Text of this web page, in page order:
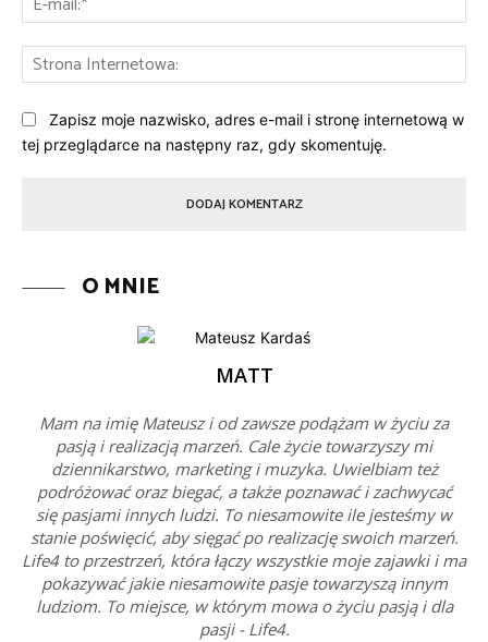
Zapisz moje nazwisko, adres e-mail i stronę internetową w
tej przeglądarce na następny raz, gdy skomentuję.
O MNIE
MATT
Mam na imię Mateusz i od zawsze podążam w życiu za
pasją i realizacją marzeń. Cale życie towarzyszy mi
dziennikarstwo, marketing i muzyka. Uwielbiam też
podróżować oraz biegać, a także poznawać i zachwycać
się pasjami innych ludzi. To niesamowite ile jesteśmy w
stanie poświęcić, aby sięgać po realizację swoich marzeń.
Life4 to przestrzeń, która łączy wszystkie moje zajawki i ma
pokazywać jakie niesamowite pasje towarzyszą innym
ludziom. To miejsce, w którym mowa o życiu pasją i dla
pasji - Life4.